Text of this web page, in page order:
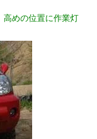
高めの位置に作業灯